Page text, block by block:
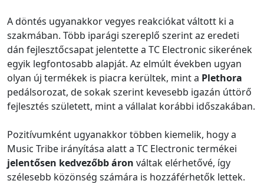
A döntés ugyanakkor vegyes reakciókat váltott ki a
szakmában. Több iparági szereplő szerint az eredeti
dán fejlesztőcsapat jelentette a TC Electronic sikerének
egyik legfontosabb alapját. Az elmúlt években ugyan
olyan új termékek is piacra kerültek, mint a Plethora
pedálsorozat, de sokak szerint kevesebb igazán úttörő
fejlesztés született, mint a vállalat korábbi időszakában.
Pozitívumként ugyanakkor többen kiemelik, hogy a
Music Tribe irányítása alatt a TC Electronic termékei
jelentősen kedvezőbb áron váltak elérhetővé, így
szélesebb közönség számára is hozzáférhetők lettek.